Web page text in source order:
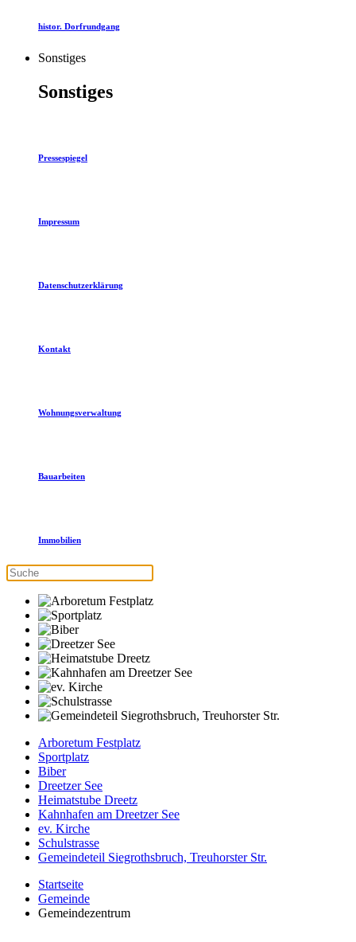
histor. Dorfrundgang
Sonstiges
Sonstiges
Pressespiegel
Impressum
Datenschutzerklärung
Kontakt
Wohnungsverwaltung
Bauarbeiten
Immobilien
Arboretum Festplatz
Sportplatz
Biber
Dreetzer See
Heimatstube Dreetz
Kahnhafen am Dreetzer See
ev. Kirche
Schulstrasse
Gemeindeteil Siegrothsbruch, Treuhorster Str.
Startseite
Gemeinde
Gemeindezentrum